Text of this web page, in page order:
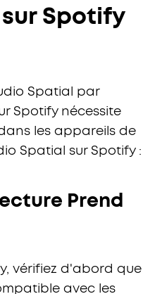
Spotify
Spatial par
Spotify nécessite
les appareils de
Spatial sur Spotify :
Prend
vérifiez d'abord que
avec les